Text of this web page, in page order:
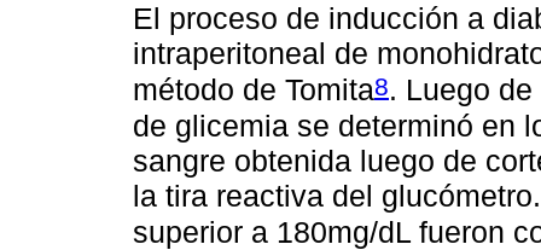
El proceso de inducción a
intraperitoneal de
método de Tomita8. Luego
de glicemia se determinó en
sangre obtenida luego de
la tira reactiva del
superior a 180mg/dL fueron